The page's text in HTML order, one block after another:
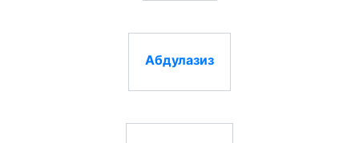
Абдулазиз